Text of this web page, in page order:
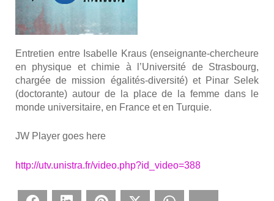
Entre­tien entre Isa­belle Kraus (ensei­gnante-cher­cheure
en phy­sique et chi­mie à l’Université de Stras­bourg,
char­gée de mis­sion éga­li­tés-diver­si­té) et Pinar Selek
(doc­to­rante) autour de la place de la femme dans le
monde uni­ver­si­taire, en France et en Tur­quie.
JW Player goes here
http://utv.unistra.fr/video.php?id_video=388